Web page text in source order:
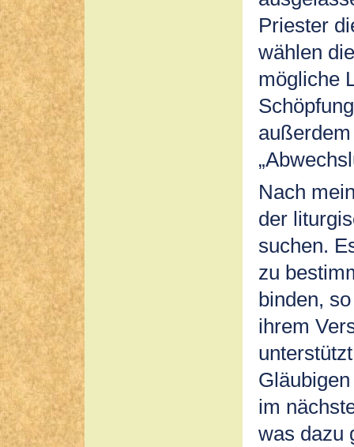
Priester
wählen
mögliche
Nach
der
suchen.
zu
binden,
ihrem
im
was dazu